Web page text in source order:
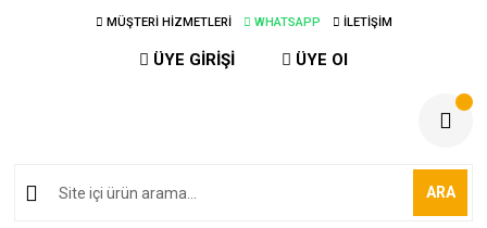
MÜŞTERİ HİZMETLERİ WHATSAPP İLETİŞİM
ÜYE GİRİŞİ ÜYE Ol
ARA